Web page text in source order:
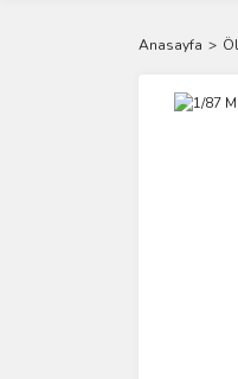
Anasayfa